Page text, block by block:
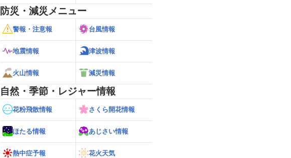
防災・減災メニュー
警報・注意報 台風情報
地震情報 津波情報
火山情報 減災情報
自然・季節・レジャー情報
花粉飛散情報 さくら開花情報
ほたる情報 あじさい情報
熱中症予報 花火天気